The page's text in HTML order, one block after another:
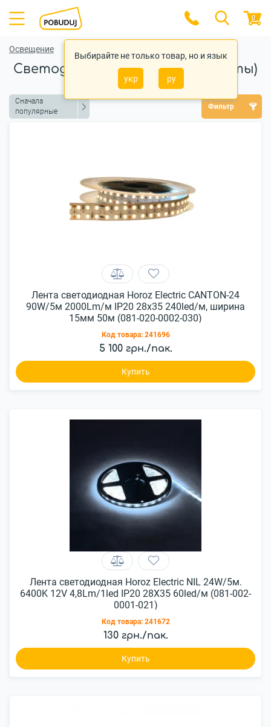
Выбирайте не только товар, но и язык
укр ру
0
Освещение
Светодиодные ленты (LED-ленты)
Сначала
популярные
Фильтр
Лента светодиодная Horoz Electric CANTON-24
90W/5м 2000Lm/м IP20 28x35 240led/м, ширина
15мм 50м (081-020-0002-030)
Код товара: 241696
5 100 грн./пак.
Купить
Лента светодиодная Horoz Electric NIL 24W/5м.
6400K 12V 4,8Lm/1led IP20 28X35 60led/м (081-002-
0001-021)
Код товара: 241672
130 грн./пак.
Купить